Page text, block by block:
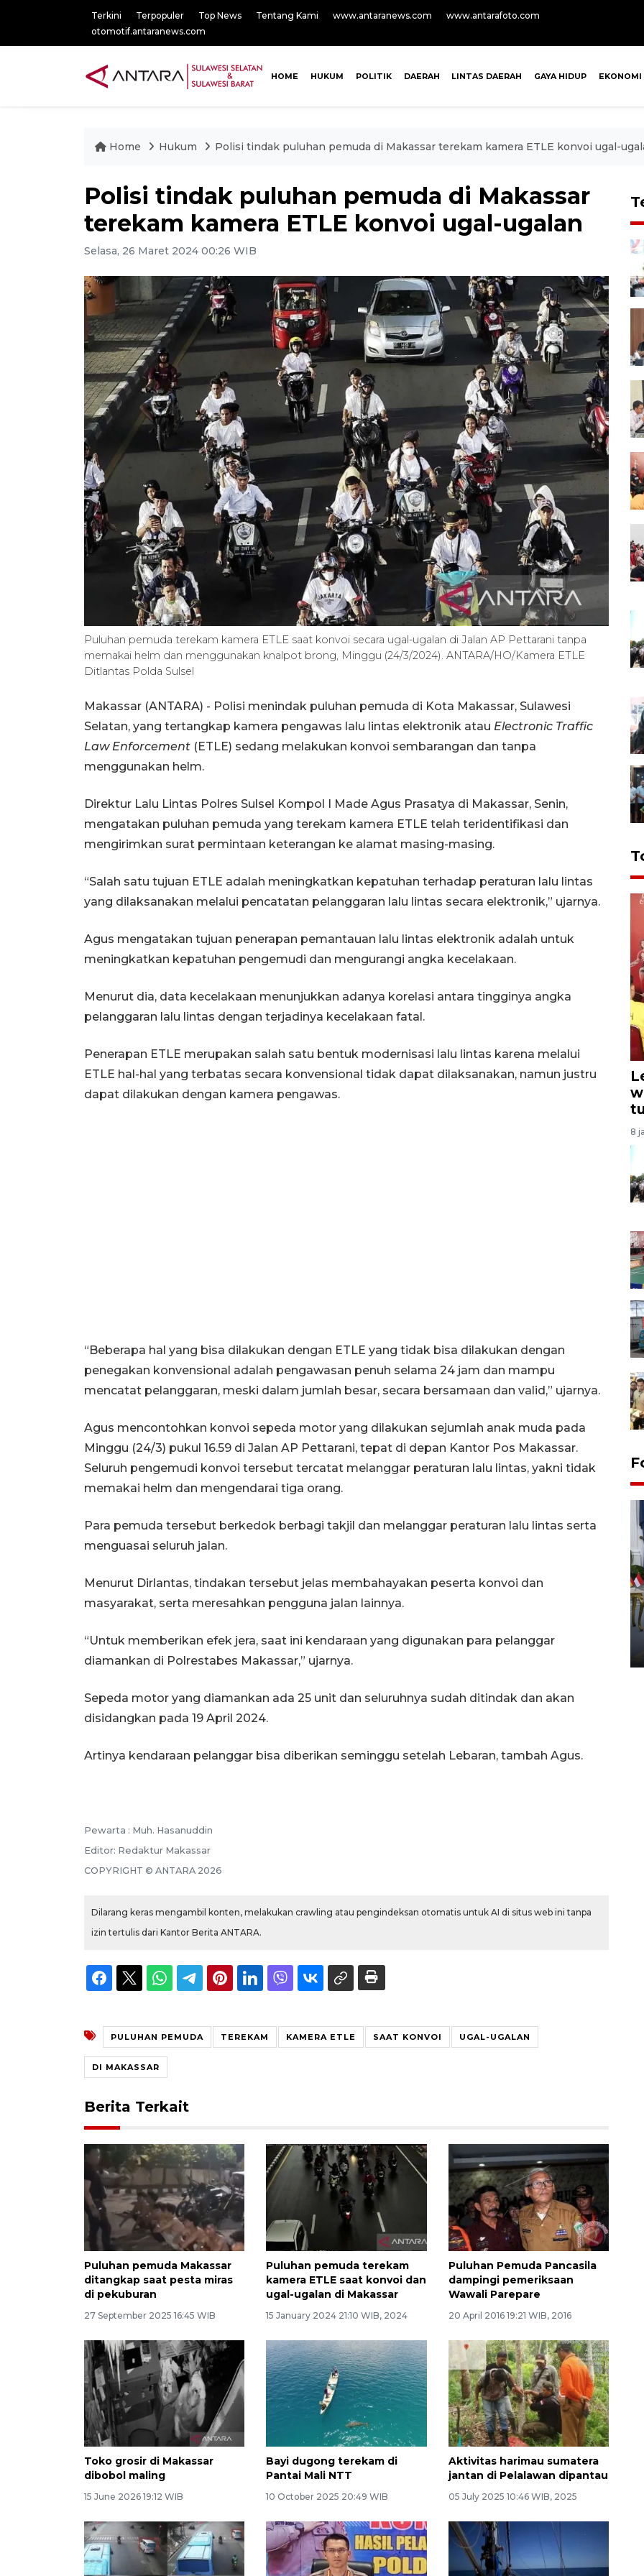
Terkini Terpopuler Top News Tentang Kami www.antaranews.com
www.antarafoto.com
otomotif.antaranews.com
HOME HUKUM POLITIK DAERAH LINTAS DAERAH GAYA HIDUP EKONOMI
Home Hukum Polisi tindak puluhan pemuda di Makassar terekam kamera ETLE konvoi ugal-
Polisi tindak puluhan pemuda di Makassar
terekam kamera ETLE konvoi ugal-ugalan
Selasa, 26 Maret 2024 00:26 WIB
Puluhan pemuda terekam kamera ETLE saat konvoi secara ugal-ugalan di Jalan AP Pettarani tanpa
memakai helm dan menggunakan knalpot brong, Minggu (24/3/2024). ANTARA/HO/Kamera ETLE
Ditlantas Polda Sulsel
Makassar (ANTARA) - Polisi menindak puluhan pemuda di Kota Makassar, Sulawesi
Selatan, yang tertangkap kamera pengawas lalu lintas elektronik atau Electronic Traffic
Law Enforcement (ETLE) sedang melakukan konvoi sembarangan dan tanpa
menggunakan helm.
Direktur Lalu Lintas Polres Sulsel Kompol I Made Agus Prasatya di Makassar, Senin,
mengatakan puluhan pemuda yang terekam kamera ETLE telah teridentifikasi dan
mengirimkan surat permintaan keterangan ke alamat masing-masing.
“Salah satu tujuan ETLE adalah meningkatkan kepatuhan terhadap peraturan lalu lintas
yang dilaksanakan melalui pencatatan pelanggaran lalu lintas secara elektronik,” ujarnya.
Agus mengatakan tujuan penerapan pemantauan lalu lintas elektronik adalah untuk
meningkatkan kepatuhan pengemudi dan mengurangi angka kecelakaan.
Menurut dia, data kecelakaan menunjukkan adanya korelasi antara tingginya angka
pelanggaran lalu lintas dengan terjadinya kecelakaan fatal.
Penerapan ETLE merupakan salah satu bentuk modernisasi lalu lintas karena melalui
ETLE hal-hal yang terbatas secara konvensional tidak dapat dilaksanakan, namun justru
dapat dilakukan dengan kamera pengawas.
“Beberapa hal yang bisa dilakukan dengan ETLE yang tidak bisa dilakukan dengan
penegakan konvensional adalah pengawasan penuh selama 24 jam dan mampu
mencatat pelanggaran, meski dalam jumlah besar, secara bersamaan dan valid,” ujarnya.
Agus mencontohkan konvoi sepeda motor yang dilakukan sejumlah anak muda pada
Minggu (24/3) pukul 16.59 di Jalan AP Pettarani, tepat di depan Kantor Pos Makassar.
Seluruh pengemudi konvoi tersebut tercatat melanggar peraturan lalu lintas, yakni tidak
memakai helm dan mengendarai tiga orang.
Para pemuda tersebut berkedok berbagi takjil dan melanggar peraturan lalu lintas serta
menguasai seluruh jalan.
Menurut Dirlantas, tindakan tersebut jelas membahayakan peserta konvoi dan
masyarakat, serta meresahkan pengguna jalan lainnya.
“Untuk memberikan efek jera, saat ini kendaraan yang digunakan para pelanggar
diamankan di Polrestabes Makassar,” ujarnya.
Sepeda motor yang diamankan ada 25 unit dan seluruhnya sudah ditindak dan akan
disidangkan pada 19 April 2024.
Artinya kendaraan pelanggar bisa diberikan seminggu setelah Lebaran, tambah Agus.
Pewarta : Muh. Hasanuddin
Editor: Redaktur Makassar
COPYRIGHT © ANTARA 2026
Dilarang keras mengambil konten, melakukan crawling atau pengindeksan otomatis untuk AI di situs web ini tanpa
izin tertulis dari Kantor Berita ANTARA.
PULUHAN PEMUDA TEREKAM KAMERA ETLE SAAT KONVOI UGAL-UGALAN
DI MAKASSAR
Berita Terkait
Puluhan pemuda Makassar
ditangkap saat pesta miras
di pekuburan
27 September 2025 16:45 WIB
Puluhan pemuda terekam
kamera ETLE saat konvoi dan
ugal-ugalan di Makassar
15 January 2024 21:10 WIB, 2024
Puluhan Pemuda Pancasila
dampingi pemeriksaan
Wawali Parepare
20 April 2016 19:21 WIB, 2016
Toko grosir di Makassar
dibobol maling
15 June 2026 19:12 WIB
Bayi dugong terekam di
Pantai Mali NTT
10 October 2025 20:49 WIB
Aktivitas harimau sumatera
jantan di Pelalawan dipantau
05 July 2025 10:46 WIB, 2025
8
FOTO - Kirab memperingati
02 April 2026 12:51 WIB